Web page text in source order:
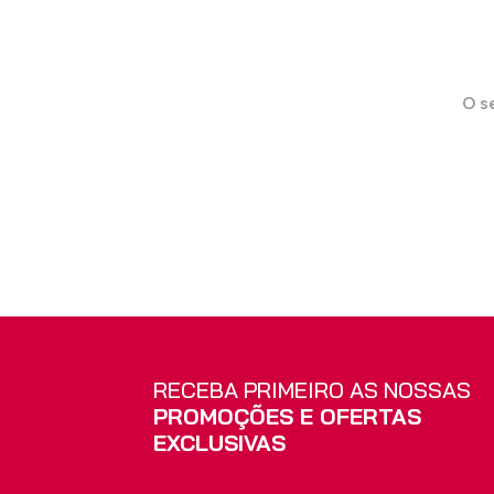
O
RECEBA PRIMEIRO AS NOSSAS
PROMOÇÕES E OFERTAS
EXCLUSIVAS